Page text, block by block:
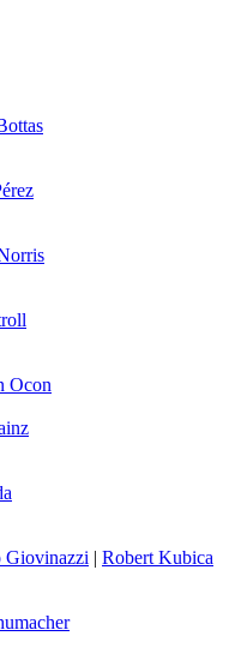
Ocon
Giovinazzi | Robert Kubica